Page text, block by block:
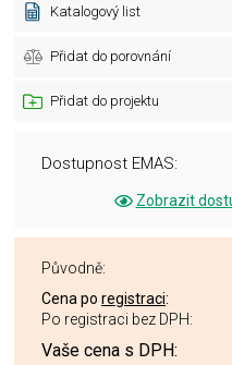
Katalogový list
Přidat do porovnání
Přidat do projektu
Dostupnost EMAS:
Zobrazit
Původně:
Cena po registraci:
Po registraci bez DPH:
Vaše cena s DPH: